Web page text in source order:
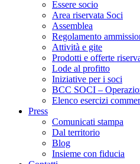
Essere socio
Area riservata Soci
Assemblea
Regolamento
Attività e gite
Prodotti e offerte
Lode al profitto
Iniziative per i soci
BCC SOCI –
Elenco esercizi
Press
Comunicati stampa
Dal territorio
Blog
Insieme con fiducia